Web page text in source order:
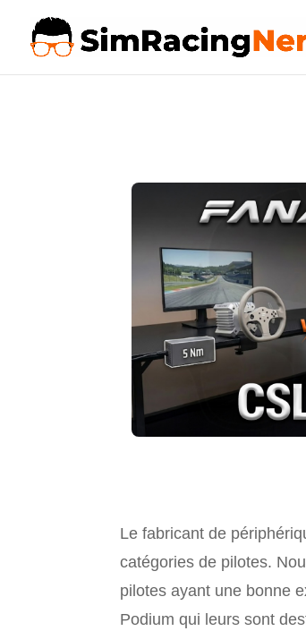
Le fabricant de
catégories de pilotes.
pilotes ayant une bonne
Podium qui leurs sont